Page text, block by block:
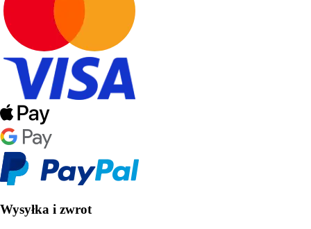
Wysyłka i zwrot